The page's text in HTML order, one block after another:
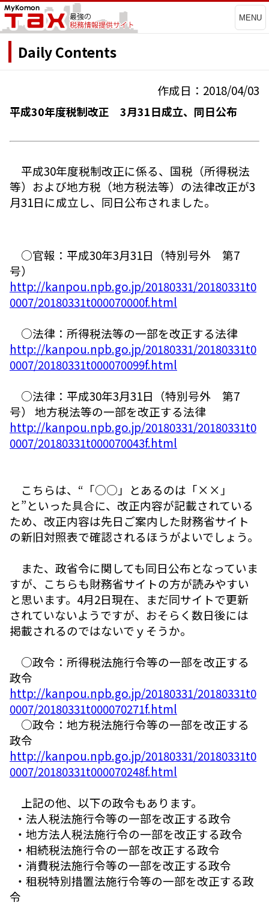
MENU
Daily Contents
作成日：2018/04/03
平成30年度税制改正 3月31日成立、同日公布
平成30年度税制改正に係る、国税（所得税法
等）および地方税（地方税法等）の法律改正が3
月31日に成立し、同日公布されました。
○官報：平成30年3月31日（特別号外 第7
号）
http://kanpou.npb.go.jp/20180331/20180331t0
0007/20180331t000070000f.html
○法律：所得税法等の一部を改正する法律
http://kanpou.npb.go.jp/20180331/20180331t0
0007/20180331t000070099f.html
○法律：平成30年3月31日（特別号外 第7
号） 地方税法等の一部を改正する法律
http://kanpou.npb.go.jp/20180331/20180331t0
0007/20180331t000070043f.html
こちらは、“「○○」とあるのは「××」
と”といった具合に、改正内容が記載されている
ため、改正内容は先日ご案内した財務省サイト
の新旧対照表で確認されるほうがよいでしょう。
また、政省令に関しても同日公布となっていま
すが、こちらも財務省サイトの方が読みやすい
と思います。4月2日現在、まだ同サイトで更新
されていないようですが、おそらく数日後には
掲載されるのではないでｙそうか。
○政令：所得税法施行令等の一部を改正する
政令
http://kanpou.npb.go.jp/20180331/20180331t0
0007/20180331t000070271f.html
○政令：地方税法施行令等の一部を改正する
政令
http://kanpou.npb.go.jp/20180331/20180331t0
0007/20180331t000070248f.html
上記の他、以下の政令もあります。
・法人税法施行令等の一部を改正する政令
・地方法人税法施行令の一部を改正する政令
・相続税法施行令の一部を改正する政令
・消費税法施行令等の一部を改正する政令
・租税特別措置法施行令等の一部を改正する政
令